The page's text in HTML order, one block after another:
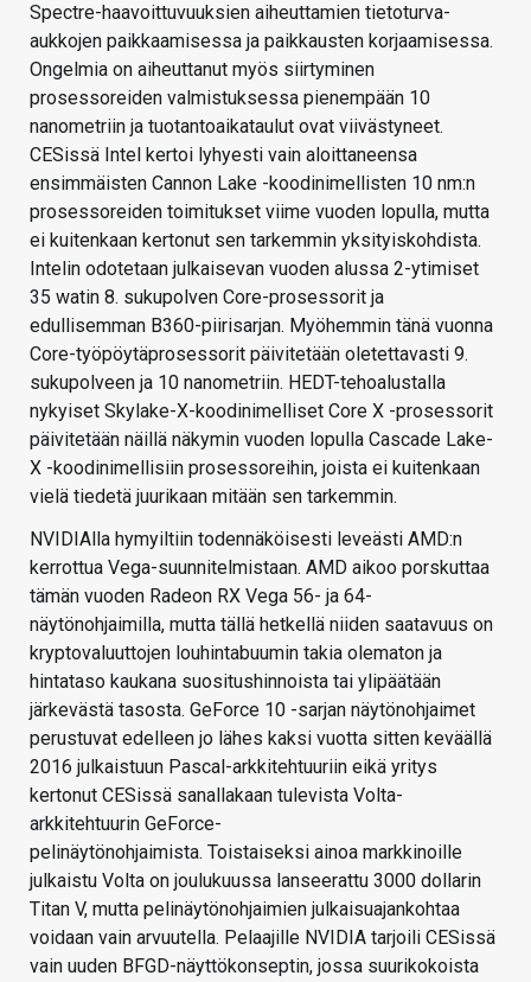
Spectre-haavoittuvuuksien aiheuttamien tietoturva-
aukkojen paikkaamisessa ja paikkausten korjaamisessa.
Ongelmia on aiheuttanut myös siirtyminen
prosessoreiden valmistuksessa pienempään 10
nanometriin ja tuotantoaikataulut ovat viivästyneet.
CESissä Intel kertoi lyhyesti vain aloittaneensa
ensimmäisten Cannon Lake -koodinimellisten 10 nm:n
prosessoreiden toimitukset viime vuoden lopulla, mutta
ei kuitenkaan kertonut sen tarkemmin yksityiskohdista.
Intelin odotetaan julkaisevan vuoden alussa 2-ytimiset
35 watin 8. sukupolven Core-prosessorit ja
edullisemman B360-piirisarjan. Myöhemmin tänä vuonna
Core-työpöytäprosessorit päivitetään oletettavasti 9.
sukupolveen ja 10 nanometriin. HEDT-tehoalustalla
nykyiset Skylake-X-koodinimelliset Core X -prosessorit
päivitetään näillä näkymin vuoden lopulla Cascade Lake-
X -koodinimellisiin prosessoreihin, joista ei kuitenkaan
vielä tiedetä juurikaan mitään sen tarkemmin.
NVIDIAlla hymyiltiin todennäköisesti leveästi AMD:n
kerrottua Vega-suunnitelmistaan. AMD aikoo porskuttaa
tämän vuoden Radeon RX Vega 56- ja 64-
näytönohjaimilla, mutta tällä hetkellä niiden saatavuus on
kryptovaluuttojen louhintabuumin takia olematon ja
hintataso kaukana suositushinnoista tai ylipäätään
järkevästä tasosta. GeForce 10 -sarjan näytönohjaimet
perustuvat edelleen jo lähes kaksi vuotta sitten keväällä
2016 julkaistuun Pascal-arkkitehtuuriin eikä yritys
kertonut CESissä sanallakaan tulevista Volta-
arkkitehtuurin GeForce-
pelinäytönohjaimista. Toistaiseksi ainoa markkinoille
julkaistu Volta on joulukuussa lanseerattu 3000 dollarin
Titan V, mutta pelinäytönohjaimien julkaisuajankohtaa
voidaan vain arvuutella. Pelaajille NVIDIA tarjoili CESissä
vain uuden BFGD-näyttökonseptin, jossa suurikokoista